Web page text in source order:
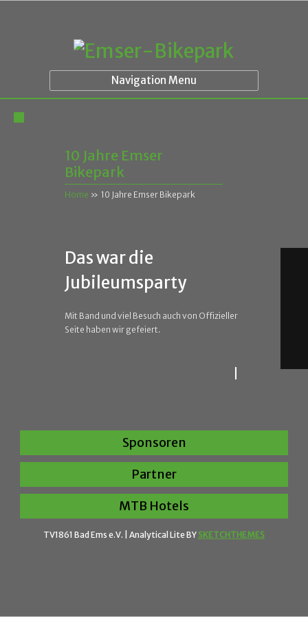
Navigation Menu
10 Jahre Emser
Bikepark
Home » 10 Jahre Emser Bikepark
Das war die
Jubileumsparty
Mit Band und viel Besuch auch von Offizieller
Seite haben wir gefeiert.
Sponsoren
Partner
MTB Hotels
TV1861 Bad Ems e.V. | Analytical Lite BY SKETCHTHEMES